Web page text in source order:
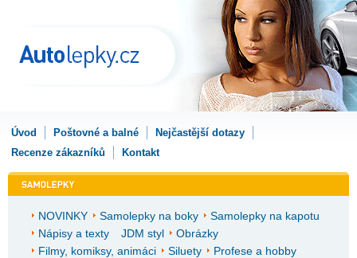
Úvod Poštovné a balné
Nejčastější dotazy
Recenze zákazníků
Kontakt
NOVINKY Samolepky na boky
Samolepky na kapotu
Nápisy a texty
JDM styl
Obrázky
Filmy, komiksy, animáci
Siluety
Profese a hobby